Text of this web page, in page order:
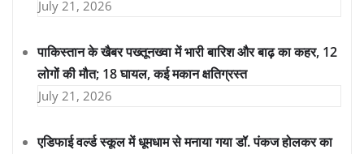
July 21, 2026
पाकिस्तान के खैबर पख्तूनख्वा में भारी बारिश और बाढ़ का कहर, 12
लोगों की मौत; 18 घायल, कई मकान क्षतिग्रस्त
July 21, 2026
एडिफाई वर्ल्ड स्कूल में धूमधाम से मनाया गया डॉ. पंकज होलकर का